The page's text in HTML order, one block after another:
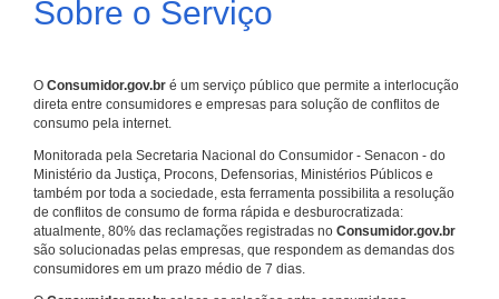
Sobre o Serviço
O Consumidor.gov.br é um serviço público que permite a interlocução
direta entre consumidores e empresas para solução de conflitos de
consumo pela internet.
Monitorada pela Secretaria Nacional do Consumidor - Senacon - do
Ministério da Justiça, Procons, Defensorias, Ministérios Públicos e
também por toda a sociedade, esta ferramenta possibilita a resolução
de conflitos de consumo de forma rápida e desburocratizada:
atualmente, 80% das reclamações registradas no Consumidor.gov.br
são solucionadas pelas empresas, que respondem as demandas dos
consumidores em um prazo médio de 7 dias.